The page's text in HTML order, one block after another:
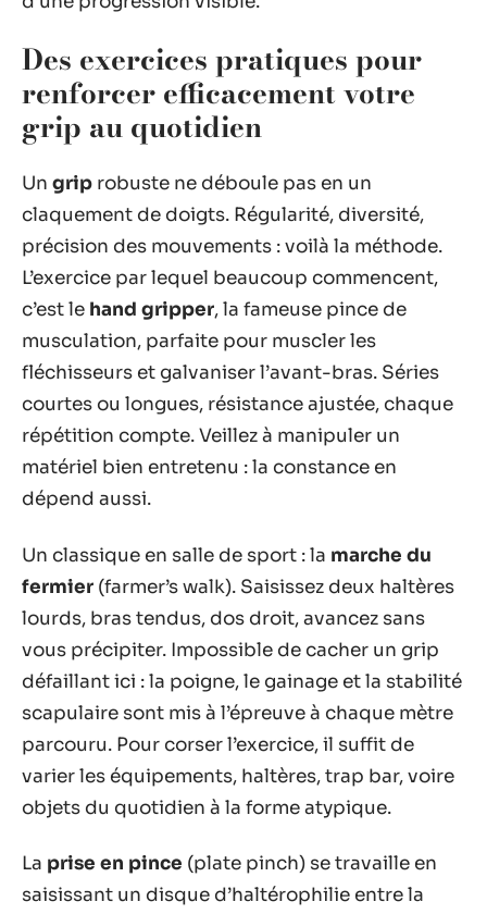
Des exercices pratiques pour
renforcer efficacement votre
grip au quotidien
Un grip robuste ne déboule pas en un
claquement de doigts. Régularité, diversité,
précision des mouvements : voilà la méthode.
L’exercice par lequel beaucoup commencent,
c’est le hand gripper, la fameuse pince de
musculation, parfaite pour muscler les
fléchisseurs et galvaniser l’avant-bras. Séries
courtes ou longues, résistance ajustée, chaque
répétition compte. Veillez à manipuler un
matériel bien entretenu : la constance en
dépend aussi.
Un classique en salle de sport : la marche du
fermier (farmer’s walk). Saisissez deux haltères
lourds, bras tendus, dos droit, avancez sans
vous précipiter. Impossible de cacher un grip
défaillant ici : la poigne, le gainage et la stabilité
scapulaire sont mis à l’épreuve à chaque mètre
parcouru. Pour corser l’exercice, il suffit de
varier les équipements, haltères, trap bar, voire
objets du quotidien à la forme atypique.
La prise en pince (plate pinch) se travaille en
saisissant un disque d’haltérophilie entre la